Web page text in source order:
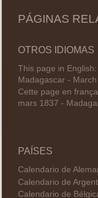
PÁGINAS
OTROS IDIOMAS
This page in English:
Madagascar -
Cette page en
mars 1837 -
PAÍSES
Calendario de
Calendario de
Calendario de